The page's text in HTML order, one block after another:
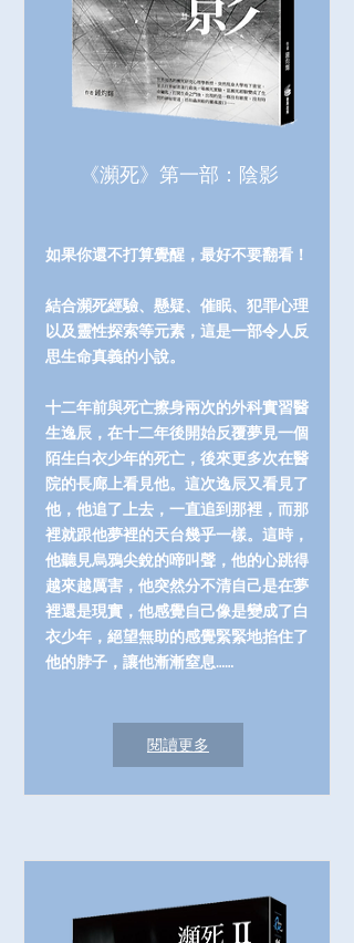
《瀕死》第一部：陰影
如果你還不打算覺醒，最好不要翻看！
結合瀕死經驗、懸疑、催眠、犯罪心理
以及靈性探索等元素，這是一部令人反
思生命真義的小說。
十二年前與死亡擦身兩次的外科實習醫
生逸辰，在十二年後開始反覆夢見一個
陌生白衣少年的死亡，後來更多次在醫
院的長廊上看見他。這次逸辰又看見了
他，他追了上去，一直追到那裡，而那
裡就跟他夢裡的天台幾乎一樣。這時，
他聽見烏鴉尖銳的啼叫聲，他的心跳得
越來越厲害，他突然分不清自己是在夢
裡還是現實，他感覺自己像是變成了白
衣少年，絕望無助的感覺緊緊地掐住了
他的脖子，讓他漸漸窒息……
閱讀更多